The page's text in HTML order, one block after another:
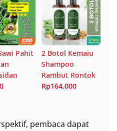
Pahit
2 Botol Kemaiu
Shampoo
Rambut Rontok
Rp164.000
pembaca dapat